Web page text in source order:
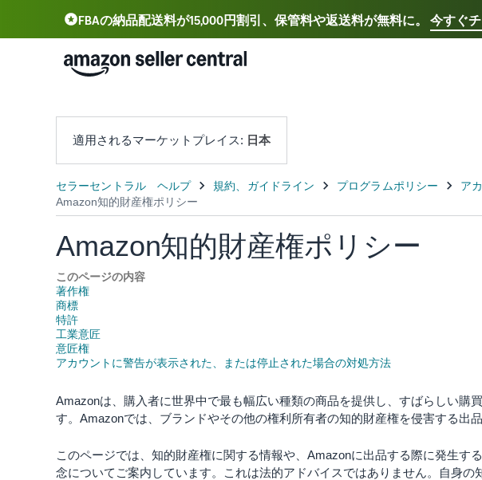
FBAの納品配送料が15,000円割引、保管料や返送料が無料に。 今すぐ
Select
中文 - CN Deutsch - DE
適用されるマーケットプレイス: 日本
Amazon知的財産権ポリシー
このページの内容
著作権
商標
特許
工業意匠
意匠権
アカウントに警告が表示された、または停止された場合の対処方法
Amazonは、購入者に世界中で最も幅広い種類の商品を提供し、すばらしい購
す。Amazonでは、ブランドやその他の権利所有者の知的財産権を侵害する出品
このページでは、知的財産権に関する情報や、Amazonに出品する際に発生す
念についてご案内しています。これは法的アドバイスではありません。自身の